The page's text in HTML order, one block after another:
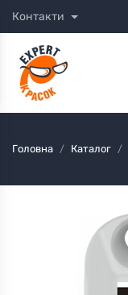
Контакти
Головна Каталог